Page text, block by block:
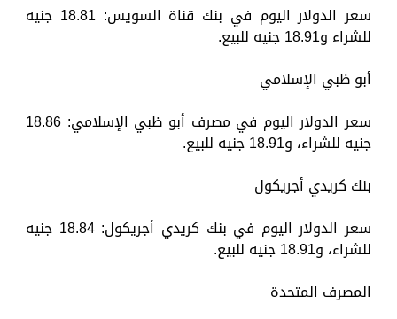
سعر الدولار اليوم في بنك قناة السويس: 18.81 جنيه
للشراء و18.91 جنيه للبيع.
أبو ظبي الإسلامي
سعر الدولار اليوم في مصرف أبو ظبي الإسلامي: 18.86
جنيه للشراء، و18.91 جنيه للبيع.
بنك كريدي أجريكول
سعر الدولار اليوم في بنك كريدي أجريكول: 18.84 جنيه
للشراء، و18.91 جنيه للبيع.
المصرف المتحدة